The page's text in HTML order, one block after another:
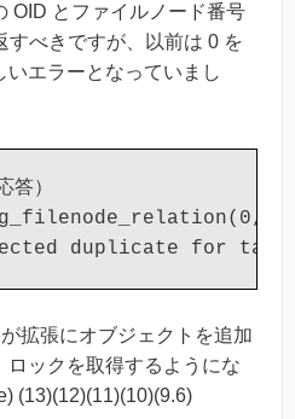
OID とファイルノード番号
すべきですが、以前は 0 を
エラーとなっていまし
答）
pg_filenode_relation(0,
拡張にオブジェクトを追加
ロックを取得するようにな
(13)(12)(11)(10)(9.6)